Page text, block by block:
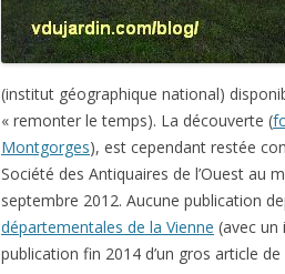
(institut géographique national)
« remonter le temps). La découverte (
Montgorges), est cependant restée
Société des Antiquaires de l’Ouest au
septembre 2012. Aucune publication
départementales de la Vienne (avec un
publication fin 2014 d’un gros article